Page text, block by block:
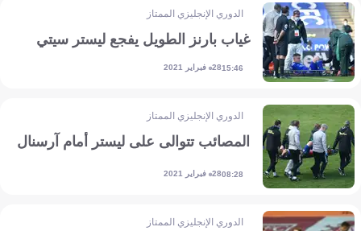
الدوري الإنجليزي الممتاز
غياب بارنز الطويل يفجع ليستر سيتي
15:4628 فبراير 2021
الدوري الإنجليزي الممتاز
المصائب تتوالى على ليستر أمام آرسنال
08:2828 فبراير 2021
الدوري الإنجليزي الممتاز